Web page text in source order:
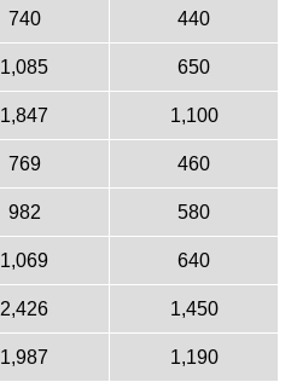
740 440
1,085 650
1,847 1,100
769 460
982 580
1,069 640
2,426 1,450
1,987 1,190